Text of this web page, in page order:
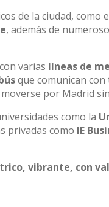
de la ciudad, como
, además de
varias líneas de
que comunican con
por Madrid
como la
privadas como IE
vibrante, con